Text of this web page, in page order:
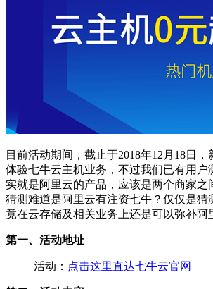
目前活动期间，截止于2018年12月18日
体验七牛云主机业务，不过我们已有用户
实就是阿里云的产品，应该是两个商家之
猜测难道是阿里云有注资七牛？仅仅是猜
竟在云存储及相关业务上还是可以弥补阿
第一、活动地址
活动： 点击这里直达七牛云官网